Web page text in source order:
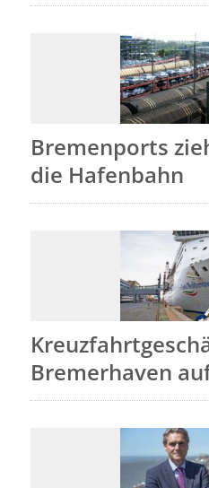
Bremenports
die Hafenbahn
Bremerhaven